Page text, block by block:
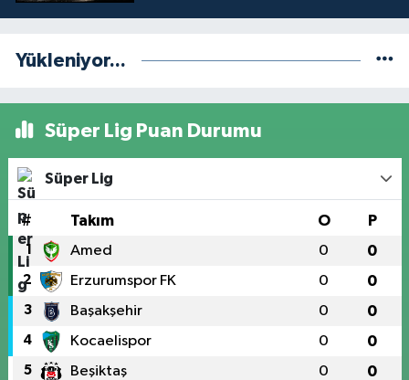
Yükleniyor...
Süper Lig Puan Durumu
Süper Lig
# Takım O P
1 Amed 0 0
2 Erzurumspor FK 0 0
3 Başakşehir 0 0
4 Kocaelispor 0 0
5 Beşiktaş 0 0